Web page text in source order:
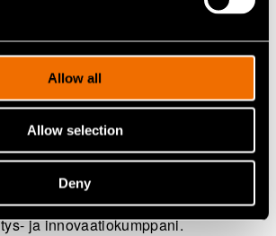
Allow all
Allow selection
Deny
Business
ja yhteiskunnan visionäärinen
ja innovaatiokumppani.